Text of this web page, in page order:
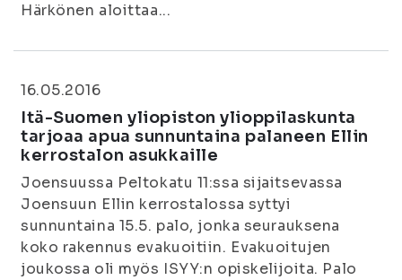
Härkönen aloittaa...
16.05.2016
Itä-Suomen yliopiston ylioppilaskunta
tarjoaa apua sunnuntaina palaneen Ellin
kerrostalon asukkaille
Joensuussa Peltokatu 11:ssa sijaitsevassa
Joensuun Ellin kerrostalossa syttyi
sunnuntaina 15.5. palo, jonka seurauksena
koko rakennus evakuoitiin. Evakuoitujen
joukossa oli myös ISYY:n opiskelijoita. Palo